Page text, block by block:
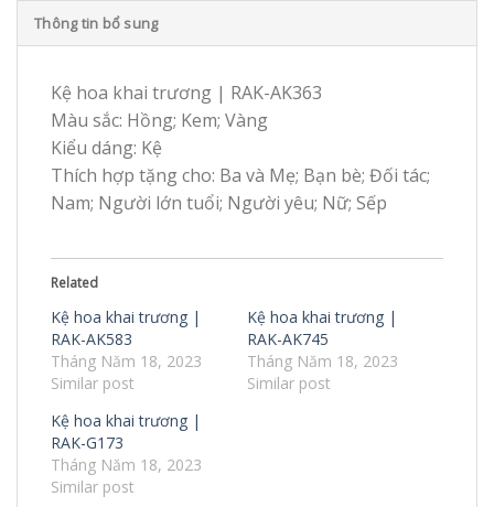
Thông tin bổ sung
Kệ hoa khai trương | RAK-AK363
Màu sắc: Hồng; Kem; Vàng
Kiểu dáng: Kệ
Thích hợp tặng cho: Ba và Mẹ; Bạn bè; Đối tác;
Nam; Người lớn tuổi; Người yêu; Nữ; Sếp
Related
Kệ hoa khai trương |
RAK-AK583
Tháng Năm 18, 2023
Similar post
Kệ hoa khai trương |
RAK-AK745
Tháng Năm 18, 2023
Similar post
Kệ hoa khai trương |
RAK-G173
Tháng Năm 18, 2023
Similar post